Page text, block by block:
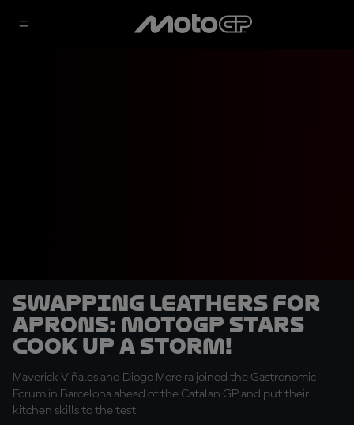
Swapping leathers for
aprons: MotoGP stars
cook up a storm!
Maverick Viñales and Diogo Moreira joined the Gastronomic
Forum in Barcelona ahead of the Catalan GP and put their
kitchen skills to the test